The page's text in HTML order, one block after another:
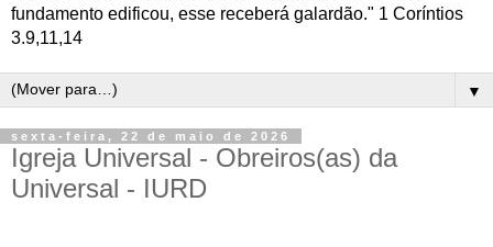
fundamento edificou, esse receberá galardão." 1 Coríntios
3.9,11,14
▼
sexta-feira, 22 de maio de 2026
Igreja Universal - Obreiros(as) da
Universal - IURD